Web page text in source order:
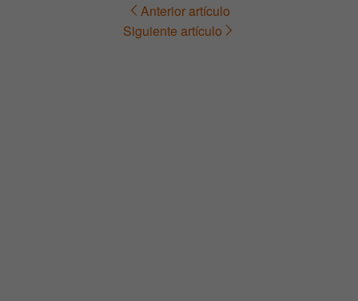
Navegación Anterior artículo
Siguiente artículo